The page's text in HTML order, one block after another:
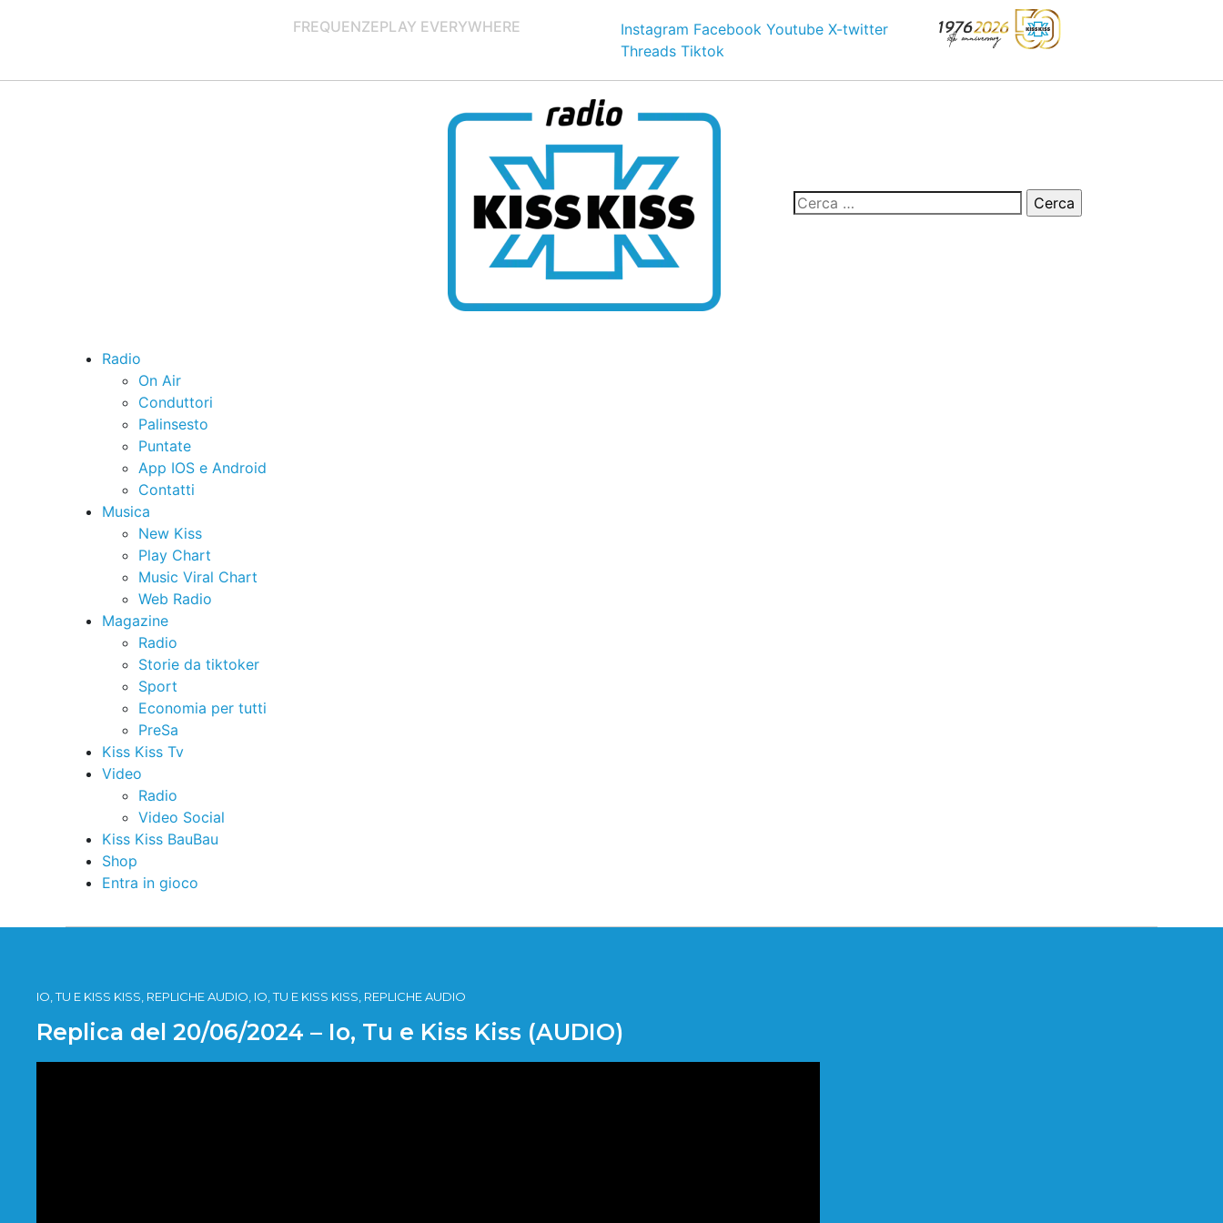
FREQUENZEPLAY EVERYWHERE Instagram Facebook Youtube X-twitter
Threads Tiktok
Radio
On Air
Conduttori
Palinsesto
Puntate
App IOS e Android
Contatti
Musica
New Kiss
Play Chart
Music Viral Chart
Web Radio
Magazine
Radio
Storie da tiktoker
Sport
Economia per tutti
PreSa
Kiss Kiss Tv
Video
Radio
Video Social
Kiss Kiss BauBau
Shop
Entra in gioco
IO, TU E KISS KISS, REPLICHE AUDIO, IO, TU E KISS KISS, REPLICHE AUDIO
Replica del 20/06/2024 – Io, Tu e Kiss Kiss (AUDIO)